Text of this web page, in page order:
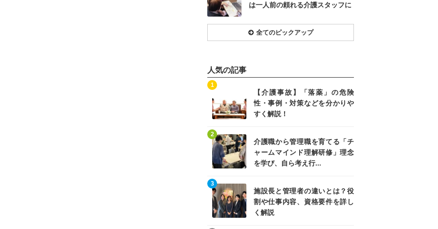
は一人前の頼れる介護スタッフに
全てのピックアップ
人気の記事
【介護事故】「落薬」の危険
性・事例・対策などを分かりや
すく解説！
1
介護職から管理職を育てる「チ
ャームマインド理解研修」理念
を学び、自ら考え行...
2
施設長と管理者の違いとは？役
割や仕事内容、資格要件を詳し
く解説
3